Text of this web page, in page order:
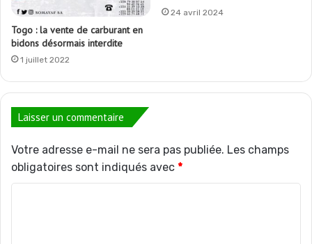
Togo : la vente de carburant en
bidons désormais interdite
1 juillet 2022
24 avril 2024
Laisser un commentaire
Votre adresse e-mail ne sera pas publiée. Les champs
obligatoires sont indiqués avec *